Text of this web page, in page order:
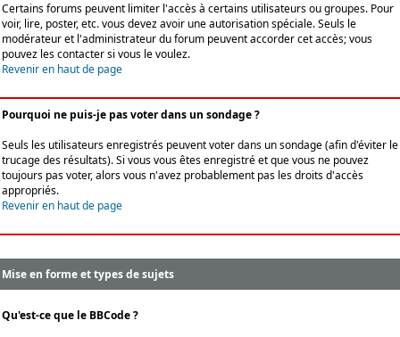
Certains forums peuvent limiter l'accès à certains utilisateurs ou groupes. Pour
voir, lire, poster, etc. vous devez avoir une autorisation spéciale. Seuls le
modérateur et l'administrateur du forum peuvent accorder cet accès; vous
pouvez les contacter si vous le voulez.
Revenir en haut de page
Pourquoi ne puis-je pas voter dans un sondage ?
Seuls les utilisateurs enregistrés peuvent voter dans un sondage (afin d'éviter le
trucage des résultats). Si vous vous êtes enregistré et que vous ne pouvez
toujours pas voter, alors vous n'avez probablement pas les droits d'accès
appropriés.
Revenir en haut de page
Mise en forme et types de sujets
Qu'est-ce que le BBCode ?